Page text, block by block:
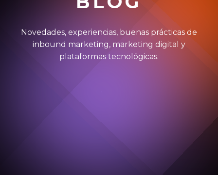
Novedades, experiencias, buenas prácticas de
inbound marketing, marketing digital y
plataformas tecnológicas.